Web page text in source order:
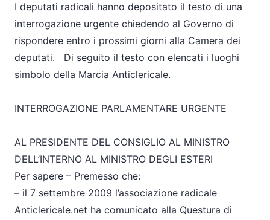
I deputati radicali hanno depositato il testo di una
interrogazione urgente chiedendo al Governo di
rispondere entro i prossimi giorni alla Camera dei
deputati. Di seguito il testo con elencati i luoghi
simbolo della Marcia Anticlericale.
INTERROGAZIONE PARLAMENTARE URGENTE
AL PRESIDENTE DEL CONSIGLIO AL MINISTRO
DELL’INTERNO AL MINISTRO DEGLI ESTERI
Per sapere – Premesso che:
– il 7 settembre 2009 l’associazione radicale
Anticlericale.net ha comunicato alla Questura di